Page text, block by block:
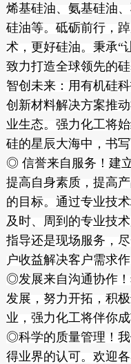
烯基硅油、氨基硅油
硅油等。砥砺前行，
术，更好硅油。秉承“
致力打造全球领先的
智创未来：用有机硅
创新材料解决方案推
业生态。强力化工将
硅的星辰大海中，书
◎ 信誉来自服务！建
提高自身素质，提高
的目标。通过专业技
及时、周到的专业技
指导还是现场服务，
户收益解决客户需求
◎发展来自沟通协作
发展，努力开拓，积
业，强力化工将伴你成
◎科学的质量管理！
得业界的认可。欢迎